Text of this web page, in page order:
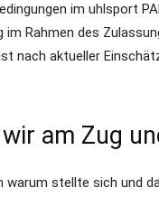
im uhlsport
im Rahmen des
nach aktueller
am Zug
warum stellte sich und